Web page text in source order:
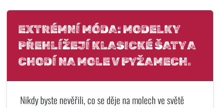
EXTRÉMNÍ MÓDA: MODELKY
PŘEHLÍŽEJÍ KLASICKÉ ŠATY A
CHODÍ NA MOLE V PYŽAMECH.
Nikdy byste nevěřili, co se děje na molech ve světě